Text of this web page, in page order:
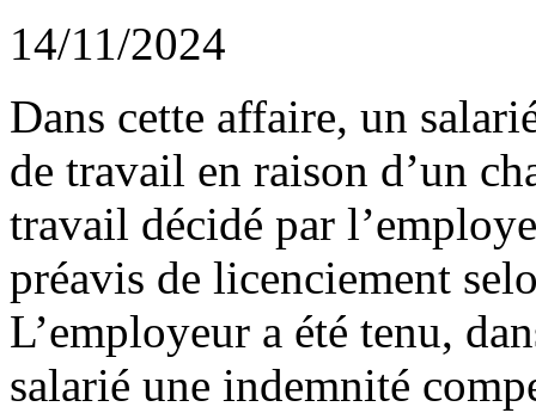
14/11/2024
Dans cette affaire, un
de travail en raison d’un
travail décidé par
préavis de licenciement
L’employeur a été tenu,
salarié une indemnité